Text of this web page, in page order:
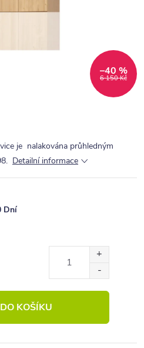
6 150 Kč
–40 %
je nalakována průhledným
Detailní informace
Dní
KOŠÍKU